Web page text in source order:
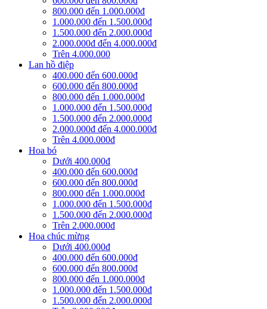
800.000 đến 1.000.000đ
1.000.000 đến 1.500.000đ
1.500.000 đến 2.000.000đ
2.000.000đ đến 4.000.000đ
Trên 4.000.000
Lan hồ điệp
400.000 đến 600.000đ
600.000 đến 800.000đ
800.000 đến 1.000.000đ
1.000.000 đến 1.500.000đ
1.500.000 đến 2.000.000đ
2.000.000đ đến 4.000.000đ
Trên 4.000.000đ
Hoa bó
Dưới 400.000đ
400.000 đến 600.000đ
600.000 đến 800.000đ
800.000 đến 1.000.000đ
1.000.000 đến 1.500.000đ
1.500.000 đến 2.000.000đ
Trên 2.000.000đ
Hoa chúc mừng
Dưới 400.000đ
400.000 đến 600.000đ
600.000 đến 800.000đ
800.000 đến 1.000.000đ
1.000.000 đến 1.500.000đ
1.500.000 đến 2.000.000đ